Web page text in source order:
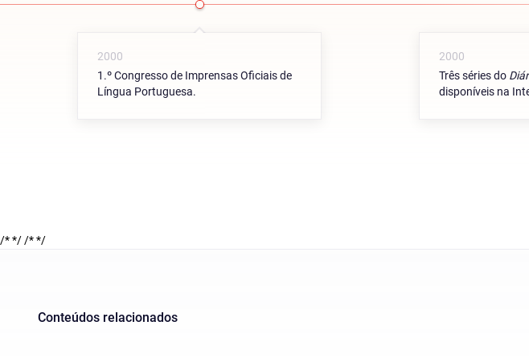
2000
1.º Congresso de Imprensas Oficiais de
Língua Portuguesa.
2000
Três séries do
disponíveis na
/* *//* */
Conteúdos relacionados